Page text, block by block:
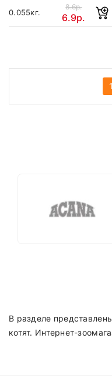
0.055кг.
8.6р.
6.9р.
1
В разделе
котят. Интернет-